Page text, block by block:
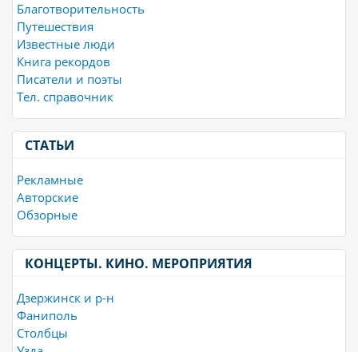
Благотворительность
Путешествия
Известные люди
Книга рекордов
Писатели и поэты
Тел. справочник
СТАТЬИ
Рекламные
Авторские
Обзорные
КОНЦЕРТЫ. КИНО. МЕРОПРИЯТИЯ
Дзержинск и р-н
Фаниполь
Столбцы